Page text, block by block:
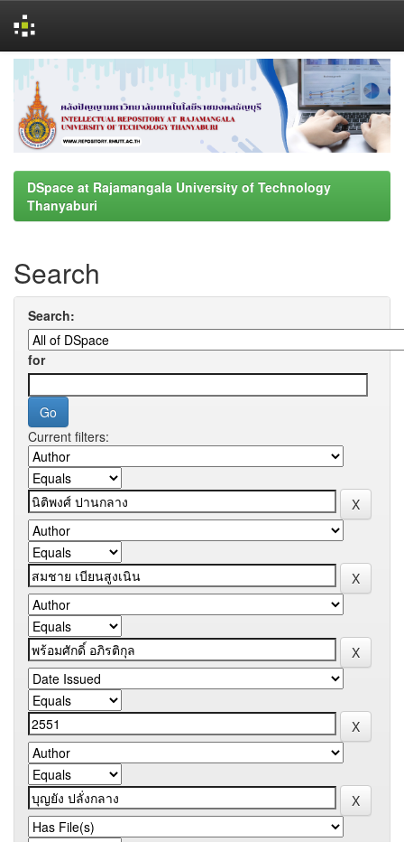
navigation
DSpace at Rajamangala University of Technology
Thanyaburi
Search
Search:
for
Current filters: